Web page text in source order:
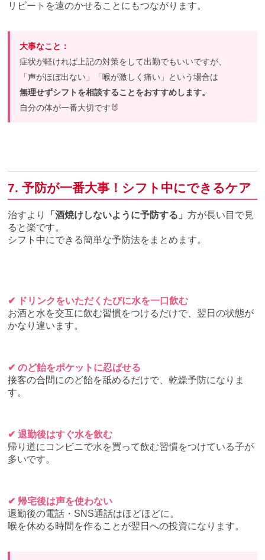
リピートを遠のかせることにもつながります。
大事なこと：
症状が軽ければ上記の対策をして出勤でもいいですが、
「声がほぼ出ない」「喉が激しく痛い」という場合は
無理せずシフトを相談することをおすすめします。
自分の体が一番大切です🐰
7. 予防が一番大事！シフト中にできるケア
治すより 「酒焼けしないように予防する」方が長い目で見
ると楽です。
シフト中にできる簡単な予防法をまとめます。
✔ ドリンクをいただくたびに水を一口飲む
お酒と水を交互に飲む習慣をつけるだけで、翌日の状態が
かなり違います。
✔ のど飴をポケットに忍ばせる
接客の合間にのど飴を舐めるだけで、乾燥予防になりま
す。
✔ 退勤後はすぐ水を飲む
帰り道にコンビニで水を買って飲む習慣をつけている子が
多いです。
✔ 帰宅後は声を使わない
退勤後の電話・SNS通話はほどほどに。
喉を休める時間を作ることが翌日への投資になります。